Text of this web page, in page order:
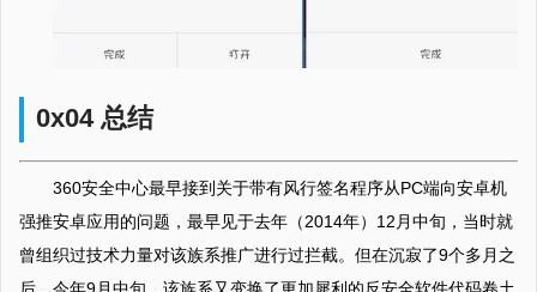
0x04 总结
360安全中心最早接到关于带有风行签名程序从PC端向安卓机
强推安卓应用的问题，最早见于去年（2014年）12月中旬，当时就
曾组织过技术力量对该族系推广进行过拦截。但在沉寂了9个多月之